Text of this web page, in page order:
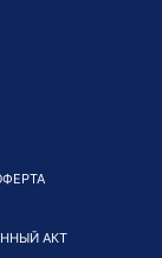
АКТ